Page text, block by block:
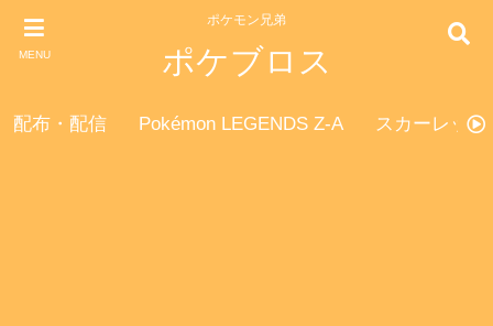
MENU
ポケモン兄弟
ポケブロス
配布・配信 Pokémon LEGENDS Z-A スカーレッ